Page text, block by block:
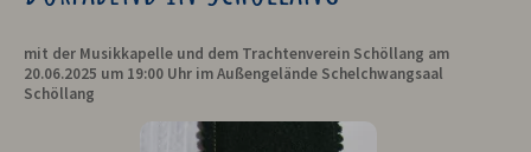
mit der Musikkapelle und dem Trachtenverein Schöllang am
20.06.2025 um 19:00 Uhr im Außengelände Schelchwangsaal
Schöllang